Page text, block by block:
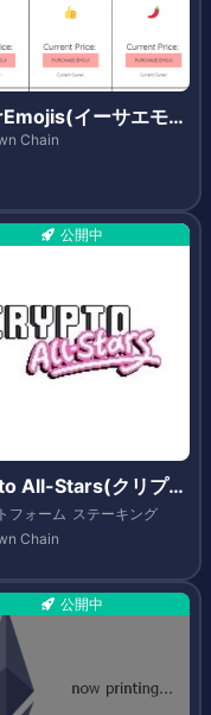
イーサエモジ
Chain
公開中
All-Stars(クリプト
スターズ)
フォーム ステーキング
Chain
公開中